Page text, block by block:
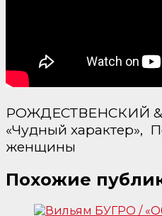
РОЖДЕСТВЕНСКИЙ
«Чудный характер»,
женщины
Похожие